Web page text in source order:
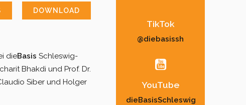
TikTok
@diebasissh
YouTube
dieBasisSchleswig
DOWNLOAD
dieBasis Schleswig-
Bhakdi und Prof. Dr.
Siber und Holger